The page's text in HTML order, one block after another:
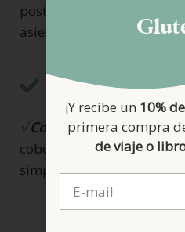
posteriormente, enfriar
asiente un mínimo de 4
Notas
√Cobertura:esta queda
cobertura de harina y
simplemente unas fresas
¡Y recibe un 10%
primera compra
de viaje o